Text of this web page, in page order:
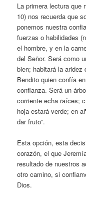
La primera lectura que
10) nos recuerda que
ponemos nuestra
fuerzas o habilidades
el hombre, y en la
del Señor. Será como
bien; habitará la aridez
Bendito quien confía
confianza. Será un
corriente echa raíces;
hoja estará verde; en
dar fruto”.
Esta opción, esta
corazón, el que
resultado de nuestros
otro camino, si
Dios.